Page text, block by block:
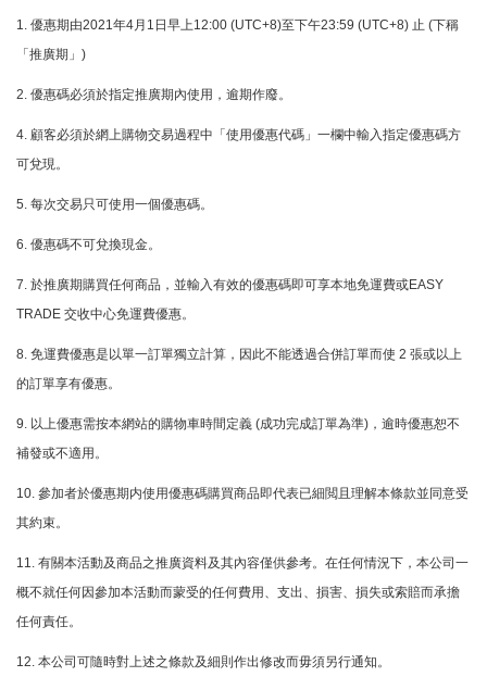
1. 優惠期由2021年4月1日早上12:00 (UTC+8)至下午23:59 (UTC+8) 止 (下稱
「推廣期」)
2. 優惠碼必須於指定推廣期內使用，逾期作廢。
4. 顧客必須於網上購物交易過程中「使用優惠代碼」一欄中輸入指定優惠碼方
可兌現。
5. 每次交易只可使用一個優惠碼。
6. 優惠碼不可兌換現金。
7. 於推廣期購買任何商品，並輸入有效的優惠碼即可享本地免運費或EASY
TRADE 交收中心免運費優惠。
8. 免運費優惠是以單一訂單獨立計算，因此不能透過合併訂單而使 2 張或以上
的訂單享有優惠。
9. 以上優惠需按本網站的購物車時間定義 (成功完成訂單為準)，逾時優惠恕不
補發或不適用。
10. 參加者於優惠期内使用優惠碼購買商品即代表已細閲且理解本條款並同意受
其約束。
11. 有關本活動及商品之推廣資料及其內容僅供參考。在任何情況下，本公司一
概不就任何因參加本活動而蒙受的任何費用、支出、損害、損失或索賠而承擔
任何責任。
12. 本公司可隨時對上述之條款及細則作出修改而毋須另行通知。